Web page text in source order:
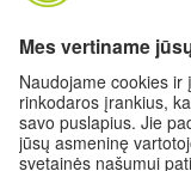
tvarkome
direktyva.
Privatumo